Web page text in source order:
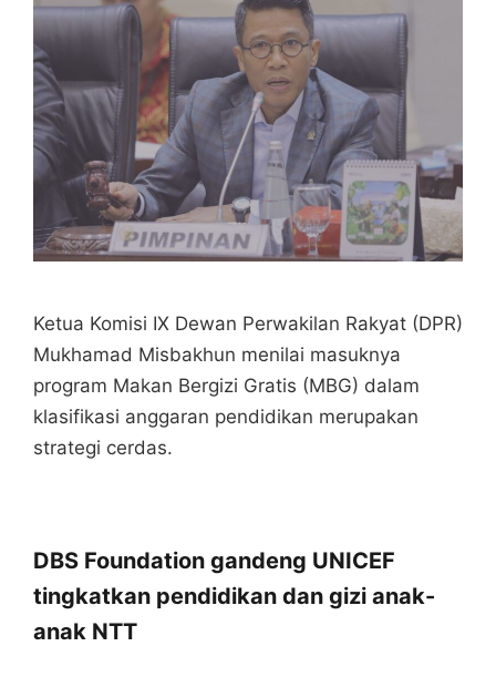
Ketua Komisi IX Dewan Perwakilan Rakyat (DPR)
Mukhamad Misbakhun menilai masuknya
program Makan Bergizi Gratis (MBG) dalam
klasifikasi anggaran pendidikan merupakan
strategi cerdas.
DBS Foundation gandeng UNICEF
tingkatkan pendidikan dan gizi anak-
anak NTT